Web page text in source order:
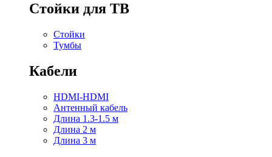
Стойки для ТВ
Стойки
Тумбы
Кабели
HDMI-HDMI
Антенный кабель
Длина 1.3-1.5 м
Длина 2 м
Длина 3 м